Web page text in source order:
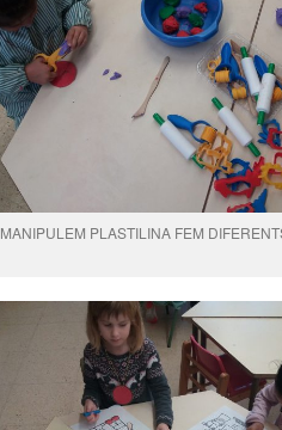
MANIPULEM PLASTILINA FEM